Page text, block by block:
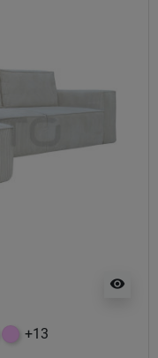
visibility
różowy
+13